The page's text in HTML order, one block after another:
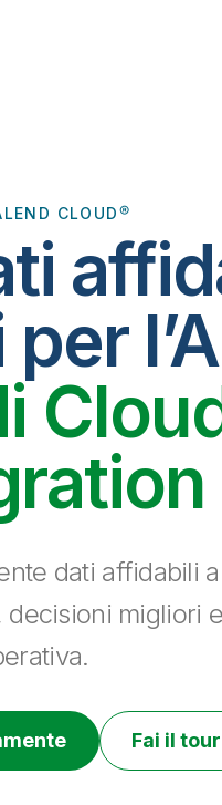
CLOUD®
dati affidabili
migliori
Fai il tour